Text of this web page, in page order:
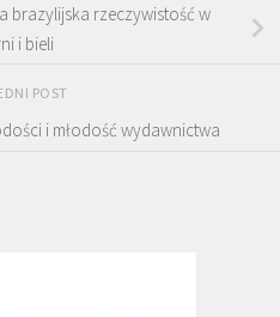
brazylijska rzeczywistość w
i bieli
POST
i młodość wydawnictwa